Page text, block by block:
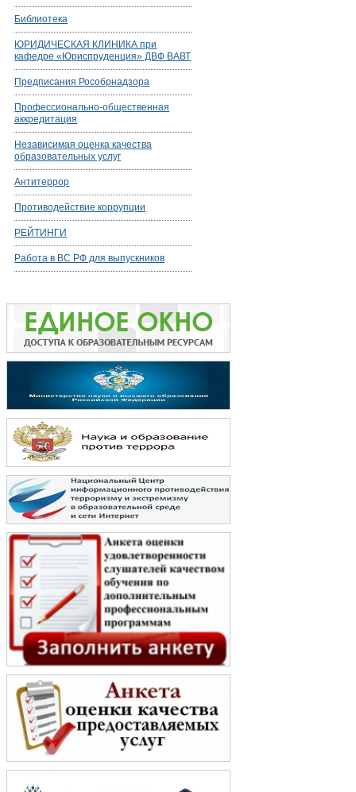
Библиотека
ЮРИДИЧЕСКАЯ КЛИНИКА при
кафедре «Юриспруденция» ДВФ ВАВТ
Предписания Рособрнадзора
Профессионально-общественная
аккредитация
Независимая оценка качества
образовательных услуг
Антитеррор
Противодействие коррупции
РЕЙТИНГИ
Работа в ВС РФ для выпускников